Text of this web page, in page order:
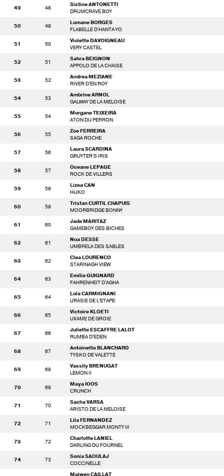
49 48
Sixtine ANTONETTI
DRUMCRAVE BOY
50 49
Lomane BORGES
FLABELLE D'HANTA YO
51 50
Violette DAVOIGNEAU
VERY CASTEL
52 51
Sahra BEIGNON
APPOLO DE LA CHAISE
53 52
Andrea MEZIANE
RIVER D'EN ROY
54 53
Ambrine ARNOL
GALWAY DE LA MELOISE
55 54
Morgane TEIXEIRA
ATON DU PERRON
56 55
Zoe FERREIRA
SAGA ROCHE
57 56
Laura SCARDINA
GRUYTER'S IRIS
58 57
Oceane LEPAGE
ROCK DE VILLERS
59 58
Lizea CAN
HIJKO
60 59
Tristan CURTIL CHAPUIS
MOORBRIDGE BONNY
61 60
Jade MARITAZ
GAMEBOY DES BICHES
62 61
Noa DESSE
UMBRELA DES SABLES
63 62
Clea LOURENCO
STARINAGH VIEW
64 63
Emilie GUIGNARD
FAHRENHEIT D'AGHA
65 64
Lola CARMIGNANI
URASIE DE L'ETAPE
66 65
Victoire KLOETI
UXAME DE GROIE
67 66
Juliette ESCAFFRE LALOT
RUMBA D'EDEN
68 67
Antoinette BLANCHARD
TYSKO DE VALETTE
69 68
Vassily BRENUGAT
LEMON II
70 69
Maya IOOS
CRUNCH
71 70
Sacha VARSA
ARISTO DE LA MELOISE
72 71
Lila FERNANDEZ
MOCKBEGGAR MONTY III
73 72
Charlotte LANIEL
DARLING DU FOURNEL
74 73
Sonia SAOULAJ
COCCINELLE
Maiwen CAILLAT